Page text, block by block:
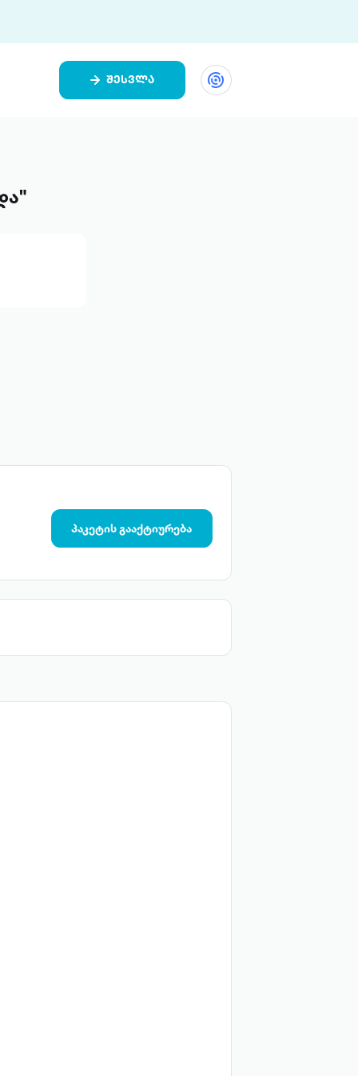
შესვლა
პაკეტის გააქტიურება